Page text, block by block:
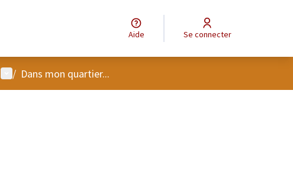
Aide Se connecter
Menu utilisateur
/ Dans mon quartier...